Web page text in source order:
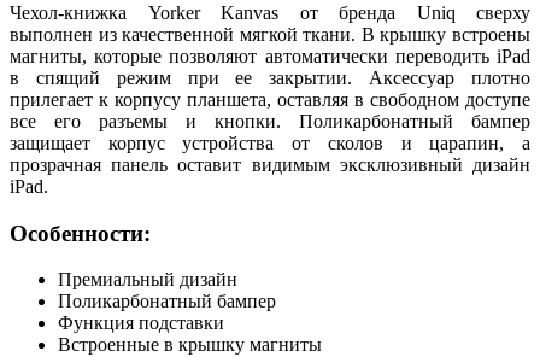
Чехол-книжка Yorker Kanvas от бренда Uniq сверху
выполнен из качественной мягкой ткани. В крышку встроены
магниты, которые позволяют автоматически переводить iPad
в спящий режим при ее закрытии. Аксессуар плотно
прилегает к корпусу планшета, оставляя в свободном доступе
все его разъемы и кнопки. Поликарбонатный бампер
защищает корпус устройства от сколов и царапин, а
прозрачная панель оставит видимым эксклюзивный дизайн
iPad.
Особенности:
Премиальный дизайн
Поликарбонатный бампер
Функция подставки
Встроенные в крышку магниты